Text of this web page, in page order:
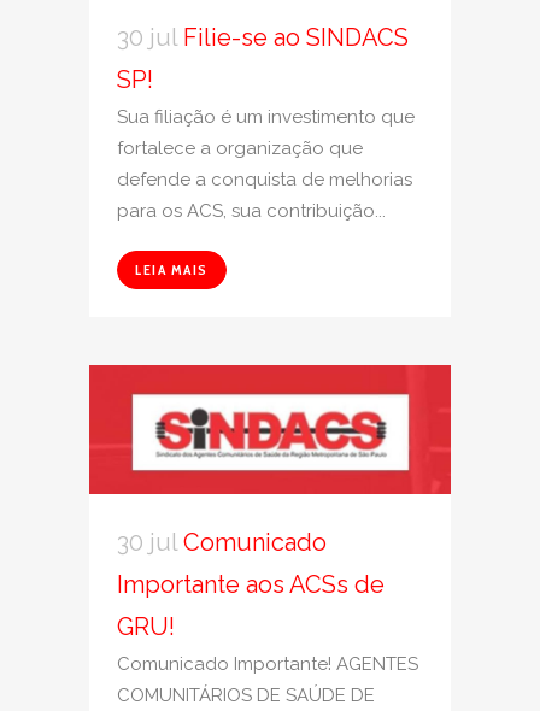
30 jul Filie-se ao SINDACS
SP!
Sua filiação é um investimento que
fortalece a organização que
defende a conquista de melhorias
para os ACS, sua contribuição...
LEIA MAIS
30 jul Comunicado
Importante aos ACSs de
GRU!
Comunicado Importante! AGENTES
COMUNITÁRIOS DE SAÚDE DE